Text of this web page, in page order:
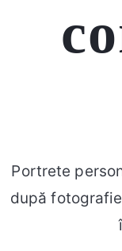
Portrete
după